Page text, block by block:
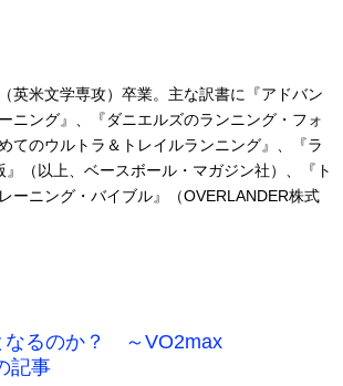
英米文学専攻）卒業。主な訳書に『アドバン
ニング』、『ダニエルズのランニング・フォ
てのウルトラ＆トレイルランニング』、『ラ
』（以上、ベースボール・マガジン社）、『ト
ーニング・バイブル』（OVERLANDER株式
なるのか？ ～VO2max
記事